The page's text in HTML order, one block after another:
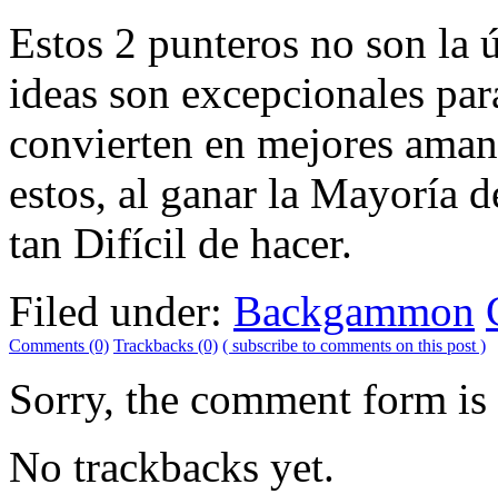
Estos 2 punteros no son la
ideas son excepcionales
convierten en mejores
estos, al ganar la Mayoría
tan Difícil de hacer.
Filed under: Backgammon
Comments (0) Trackbacks (0) ( subscribe to comments on this post )
Sorry, the comment form
No trackbacks yet.